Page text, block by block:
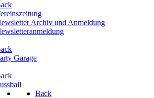
Archiv und Anmeldung
Garage
Back